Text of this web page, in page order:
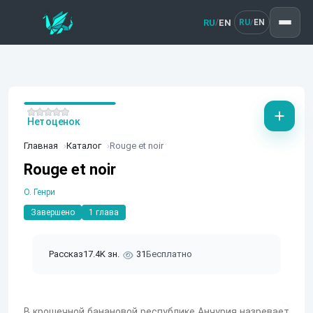
RU/EN RU/ EN
Главная Каталог Rouge et noir
Rouge et noir
О. Генри
Завершено 1 глава
Рассказ17.4K зн. 31Бесплатно
Нет оценок